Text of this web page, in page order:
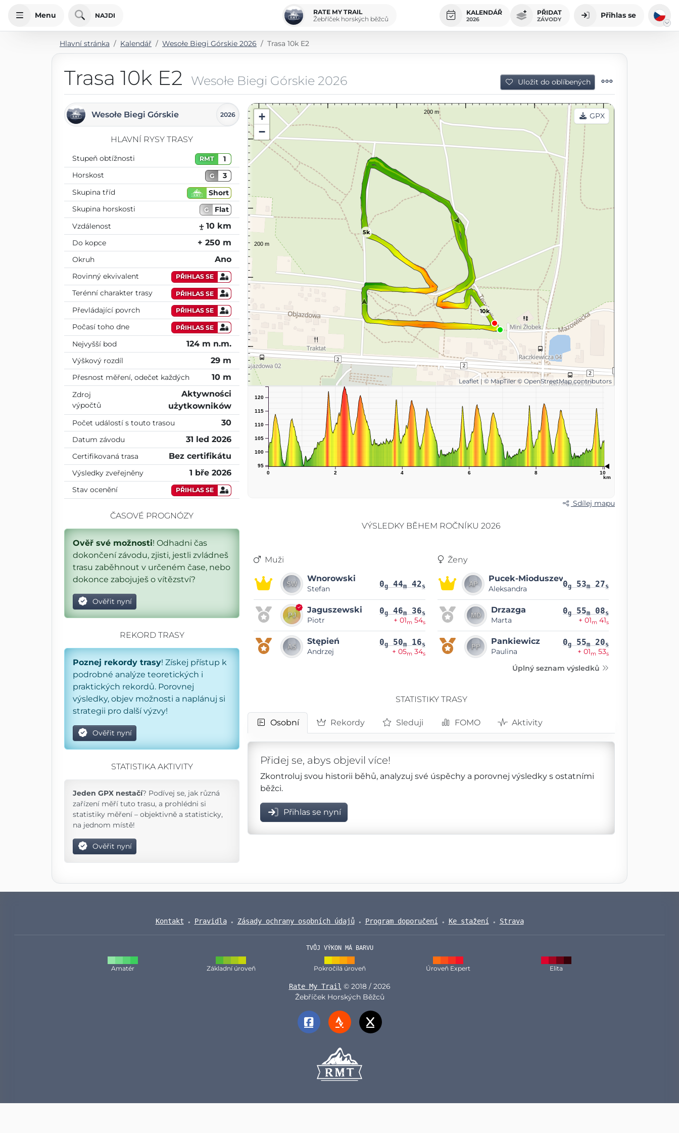
Menu NAJDI
RATE MY TRAIL
Žebříček horských běžců
KALENDÁŘ
2026
PŘIDAT
ZÁVODY Přihlas se
Hlavní stránka Kalendář Wesołe Biegi Górskie 2026 Trasa 10k E2
Trasa 10k E2 Wesołe Biegi Górskie 2026 Uložit do oblíbených
Wesołe Biegi Górskie 2026
HLAVNÍ RYSY TRASY
Stupeň obtížnosti RMT
1
Horskost
G
3
Skupina tříd
Short
Skupina horskosti
G
Flat
Vzdálenost
⨦ 10 km
Do kopce + 250 m
Okruh Ano
Rovinný ekvivalent PŘIHLAS SE
Terénní charakter trasy PŘIHLAS SE
Převládající povrch PŘIHLAS SE
Počasí toho dne PŘIHLAS SE
Nejvyšší bod 124 m n.m.
Výškový rozdíl 29 m
Přesnost měření, odečet každých 10 m
Zdroj
výpočtů
Aktywności
użytkowników
Počet událostí s touto trasou 30
Datum závodu 31 led 2026
Certifikovaná trasa Bez certifikátu
Výsledky zveřejněny 1 bře 2026
Stav ocenění PŘIHLAS SE
ČASOVÉ PROGNÓZY
Ověř své možnosti! Odhadni čas
dokončení závodu, zjisti, jestli zvládneš
trasu zaběhnout v určeném čase, nebo
dokonce zabojuješ o vítězství?
Ověřit nyní
REKORD TRASY
Poznej rekordy trasy! Získej přístup k
podrobné analýze teoretických i
praktických rekordů. Porovnej
výsledky, objev možnosti a naplánuj si
strategii pro další výzvy!
Ověřit nyní
STATISTIKA AKTIVITY
Jeden GPX nestačí? Podívej se, jak různá
zařízení měří tuto trasu, a prohlédni si
statistiky měření – objektivně a statisticky,
na jednom místě!
Ověřit nyní
10k
5k
+
−
GPX
Leaflet | © MapTiler © OpenStreetMap contributors
0 2 4 6 8 10
km
95
100
105
110
115
120
Sdílej mapu
VÝSLEDKY BĚHEM ROČNÍKU 2026
Muži
Wnorowski
Stefan 0g44m42s
Jaguszewski
Piotr
0g46m36s
+ 01m54s
Stępień
Andrzej
0g50m16s
+ 05m34s
Ženy
Pucek-Mioduszewska
Aleksandra 0g53m27s
Drzazga
Marta
0g55m08s
+ 01m41s
Pankiewicz
Paulina
0g55m20s
+ 01m53s
Úplný seznam výsledků
STATISTIKY TRASY
Osobní Rekordy Sleduji FOMO Aktivity
Přidej se, abys objevil více!
Zkontroluj svou historii běhů, analyzuj své úspěchy a porovnej výsledky s ostatními
běžci.
Přihlas se nyní
Kontakt Pravidla Zásady ochrany osobních údajů Program doporučení Ke stažení Strava
TVŮJ VÝKON MÁ BARVU
Amatér Základní úroveň Pokročilá úroveň Úroveň Expert Elita
Rate My Trail © 2018 / 2026
Žebříček Horských Běžců